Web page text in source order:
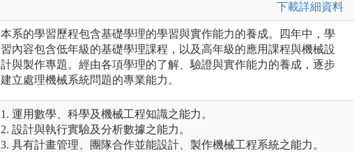
下載詳細資料
本系的學習歷程包含基礎學理的學習與實作能力的養成。四年中，學
習內容包含低年級的基礎學理課程，以及高年級的應用課程與機械設
計與製作專題。經由各項學理的了解、驗證與實作能力的養成，逐步
建立處理機械系統問題的專業能力。
1. 運用數學、科學及機械工程知識之能力。
2. 設計與執行實驗及分析數據之能力。
3. 具有計畫管理、團隊合作並能設計、製作機械工程系統之能力。